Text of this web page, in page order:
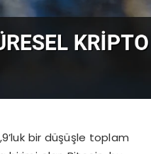
bir düşüşle toplam